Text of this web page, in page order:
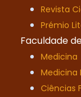
Revista
Prémio
Faculdade
Medicina
Medicina
Ciências